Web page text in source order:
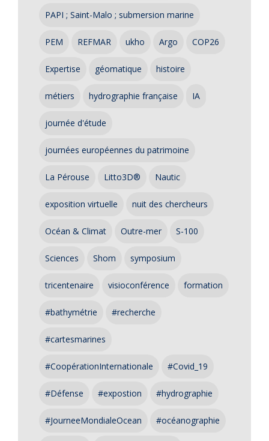
PAPI ; Saint-Malo ; submersion marine
PEM REFMAR ukho Argo COP26
Expertise géomatique histoire
métiers hydrographie française IA
journée d'étude
journées européennes du patrimoine
La Pérouse Litto3D® Nautic
exposition virtuelle nuit des chercheurs
Océan & Climat Outre-mer S-100
Sciences Shom symposium
tricentenaire visioconférence formation
#bathymétrie #recherche
#cartesmarines
#CoopérationInternationale #Covid_19
#Défense #expostion #hydrographie
#JourneeMondialeOcean #océanographie